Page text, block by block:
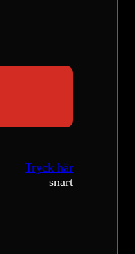
Tryck här
snart